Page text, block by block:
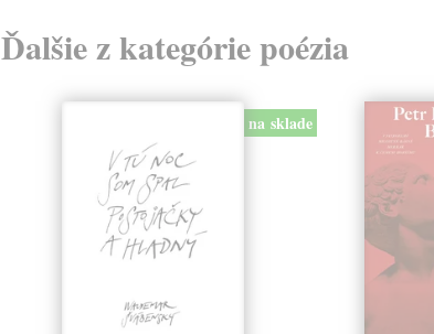
Ďalšie z kategórie poézia
na sklade